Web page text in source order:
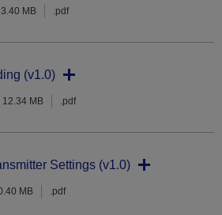
3.40 MB .pdf
(v1.0)
12.34 MB .pdf
Settings (v1.0)
MB .pdf